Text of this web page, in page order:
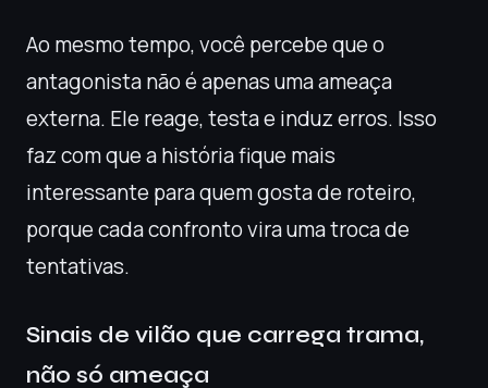
Ao mesmo tempo, você percebe que o
antagonista não é apenas uma ameaça
externa. Ele reage, testa e induz erros. Isso
faz com que a história fique mais
interessante para quem gosta de roteiro,
porque cada confronto vira uma troca de
tentativas.
Sinais de vilão que carrega trama,
não só ameaça